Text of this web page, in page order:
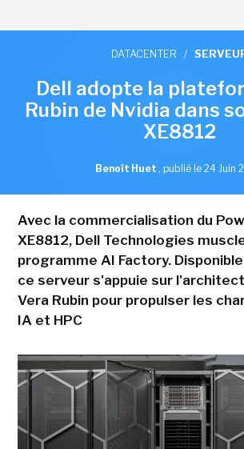
DATACENTER /
Dell adopte la
Rubin de Nvidia dans
XE8812
Benoît Huet , publié le 24 Juin
Avec la commercialisation du
XE8812, Dell Technologies
programme AI Factory.
ce serveur s'appuie sur
Vera Rubin pour propulser les
IA et HPC